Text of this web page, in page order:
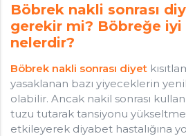
Böbrek nakli sonrası
gerekir mi? Böbreğe
nelerdir?
Böbrek nakli sonrası diyet
yasaklanan bazı yiyeceklerin
olabilir. Ancak nakil sonrası
tuzu tutarak tansiyonu
etkileyerek diyabet hastalığına